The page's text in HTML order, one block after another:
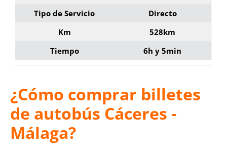
Tipo de Servicio
Directo
Km
528km
Tiempo
6h y 5min
¿Cómo comprar billetes
de autobús Cáceres -
Málaga?